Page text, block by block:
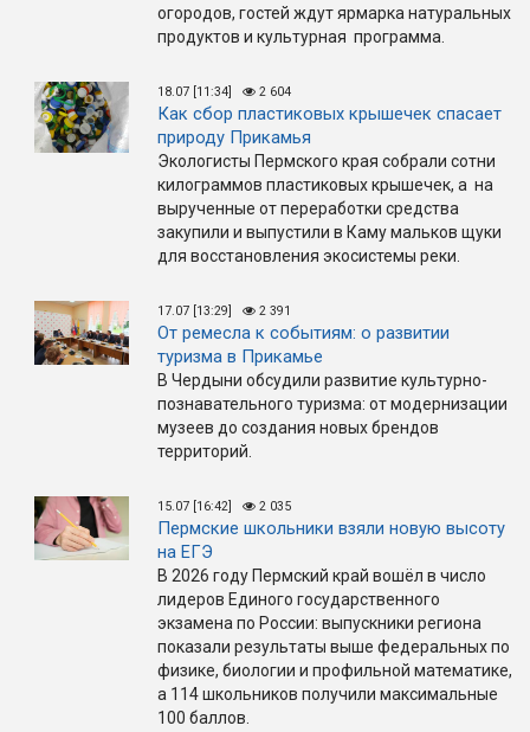
огородов, гостей ждут ярмарка натуральных
продуктов и культурная программа.
18.07 [11:34] 2 604
Как сбор пластиковых крышечек спасает
природу Прикамья
Экологисты Пермского края собрали сотни
килограммов пластиковых крышечек, а на
вырученные от переработки средства
закупили и выпустили в Каму мальков щуки
для восстановления экосистемы реки.
17.07 [13:29] 2 391
От ремесла к событиям: о развитии
туризма в Прикамье
В Чердыни обсудили развитие культурно-
познавательного туризма: от модернизации
музеев до создания новых брендов
территорий.
15.07 [16:42] 2 035
Пермские школьники взяли новую высоту
на ЕГЭ
В 2026 году Пермский край вошёл в число
лидеров Единого государственного
экзамена по России: выпускники региона
показали результаты выше федеральных по
физике, биологии и профильной математике,
а 114 школьников получили максимальные
100 баллов.